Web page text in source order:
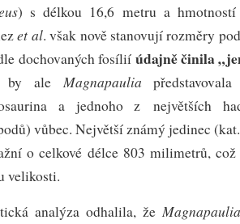
) s délkou 16,6 metru a
et al. však nově stanovují rozměry
dochovaných fosílií údajně činila
ale Magnapaulia
a jednoho z největších
vůbec. Největší známý jedinec
o celkové délce 803 milimetrů,
velikosti.
analýza odhalila, že Magnapaulia